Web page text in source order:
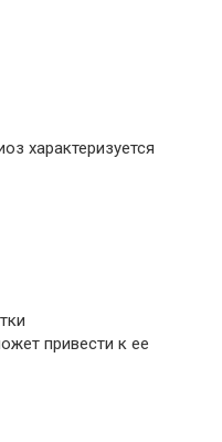
характеризуется
привести к ее